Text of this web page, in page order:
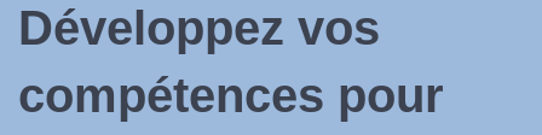
Développez vos
compétences pour